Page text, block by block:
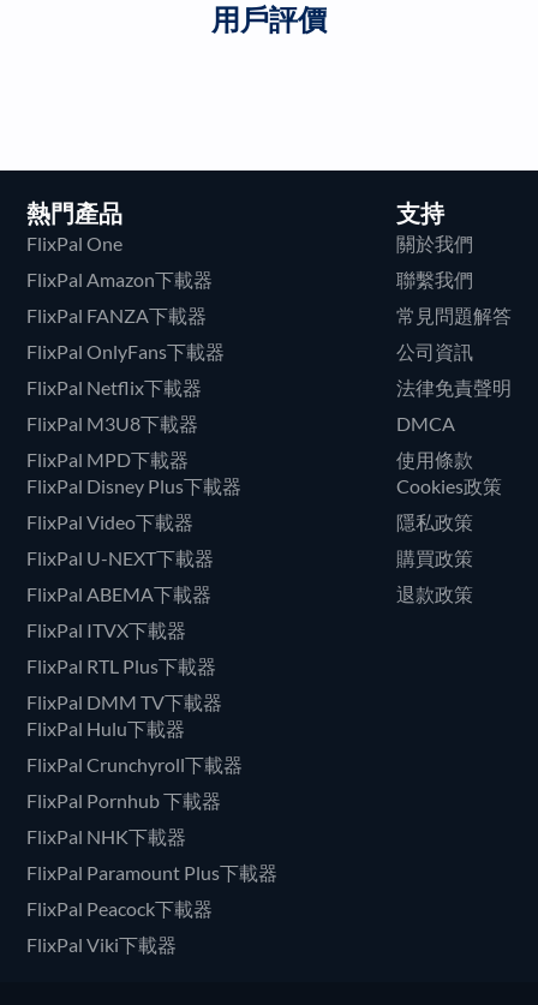
用戶評價
熱門產品
FlixPal One
FlixPal Amazon下載器
FlixPal FANZA下載器
FlixPal OnlyFans下載器
FlixPal Netflix下載器
FlixPal M3U8下載器
FlixPal MPD下載器
FlixPal Disney Plus下載器
FlixPal Video下載器
FlixPal U-NEXT下載器
FlixPal ABEMA下載器
FlixPal ITVX下載器
FlixPal RTL Plus下載器
FlixPal DMM TV下載器
FlixPal Hulu下載器
FlixPal Crunchyroll下載器
FlixPal Pornhub 下載器
FlixPal NHK下載器
FlixPal Paramount Plus下載器
FlixPal Peacock下載器
FlixPal Viki下載器
支持
關於我們
聯繫我們
常見問題解答
公司資訊
法律免責聲明
DMCA
使用條款
Cookies政策
隱私政策
購買政策
退款政策